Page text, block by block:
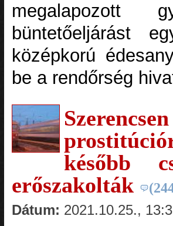
megalapozott
büntetőeljárást
középkorú
be a rendőrség
később
erőszakolták
Dátum: 2021.10.25.,